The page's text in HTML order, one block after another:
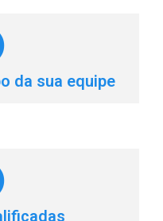
da sua equipe